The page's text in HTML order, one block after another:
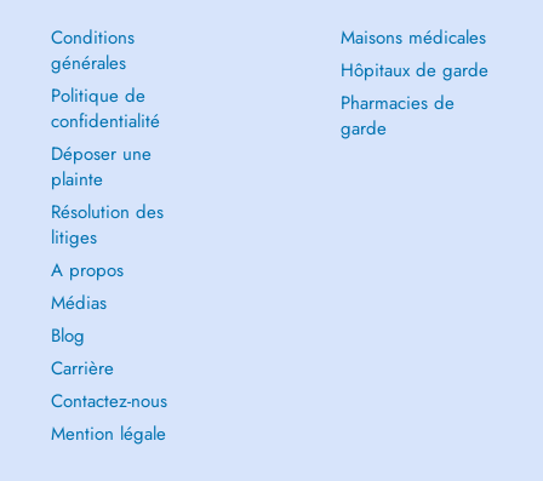
Conditions
générales
Politique de
confidentialité
Déposer une
plainte
Résolution des
litiges
A propos
Médias
Blog
Carrière
Contactez-nous
Mention légale
Maisons médicales
Hôpitaux de garde
Pharmacies de
garde